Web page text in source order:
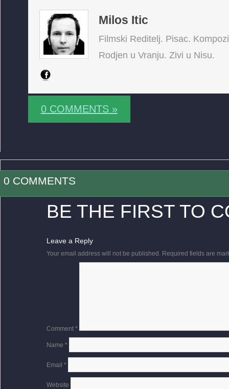
Milos Itic
Filmski Reditelj. Pisac.
Rodjen u Vranju. Zivi u Nisu.
0 COMMENTS »
0 COMMENTS
BE THE FIRST TO
Leave a Reply
Your email address will not be published. Required fields are
Comment *
Name *
Email *
Website